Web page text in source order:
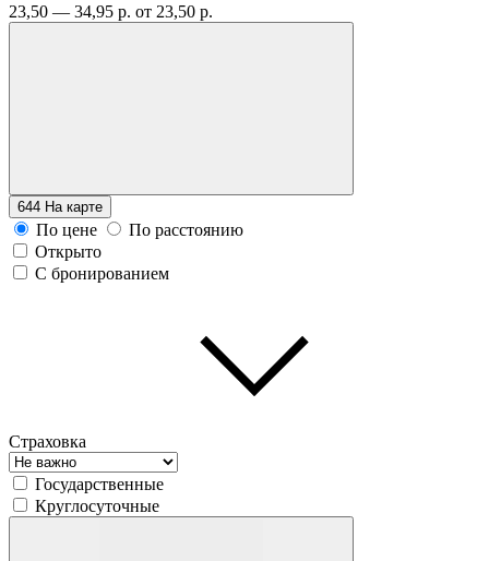
23,50 — 34,95 р. от 23,50 р.
644 На карте
По цене
По расстоянию
Открыто
С бронированием
Страховка
Государственные
Круглосуточные